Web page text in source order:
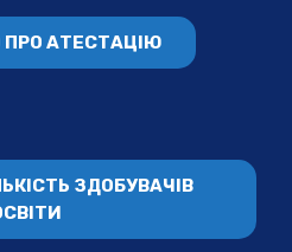
ПРО АТЕСТАЦІЮ
ЗДОБУВАЧІВ